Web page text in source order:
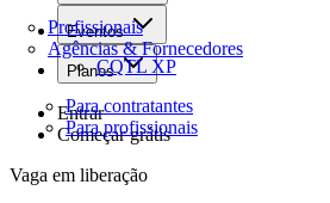
Profissionais
Agências & Fornecedores
Eventos
CQTL XP
Planos
Para contratantes
Para profissionais
Entrar
Começar grátis
Vaga em liberação